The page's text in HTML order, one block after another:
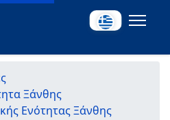
Ξάνθης
Ενότητας Ξάνθης